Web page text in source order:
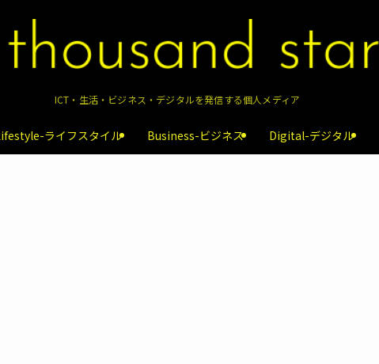
ICT・生活・ビジネス・デジタルを発信する個人メディア
ライフスタイル Business-ビジネス Digital-デジタル